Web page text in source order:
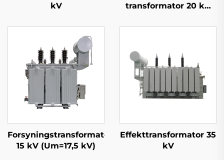
kV
transformator 20 kV
Forsyningstransformator
15 kV (Um=17,5 kV)
Effekttransformator 35
kV